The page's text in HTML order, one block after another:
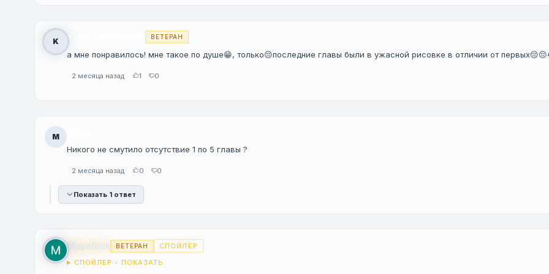
K Katja_Jefremowa ВЕТЕРАН
а мне понравилось! мне такое по душе😁, только😔последние главы были в ужасной рисовке в отличии от
2 месяца назад 1 0
M
Никого не смутило отсутствие 1 по 5 главы ?
2 месяца назад 0 0
Показать 1 ответ
Mayafuck ВЕТЕРАН
СПОЙЛЕР
СПОЙЛЕР - ПОКАЗАТЬ